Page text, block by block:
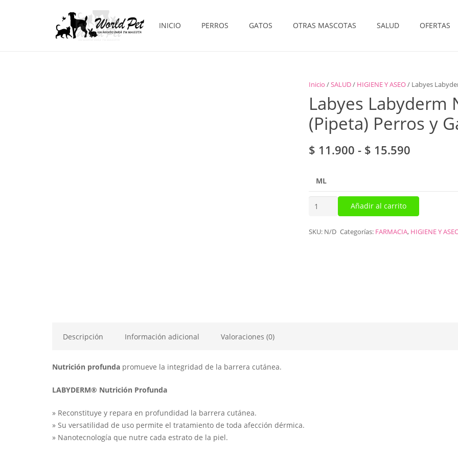
INICIO PERROS GATOS OTRAS MASCOTAS SALUD OFERTAS
Inicio /SALUD/ HIGIENE Y ASEO/ Labyes
Labyes
(Pipeta) Perros y
$ 11.900 - $ 15.590Rango
$ 11.900
hasta
ML
Labyderm
Añadir al carrito
SKU: N/D Categorías: FARMACIA, HIGIENE Y
Descripción Información adicional Valoraciones (0)
Nutrición profunda promueve la integridad de la barrera cutánea.
LABYDERM® Nutrición Profunda
» Reconstituye y repara en profundidad la barrera cutánea.
» Su versatilidad de uso permite el tratamiento de toda afección dérmica.
» Nanotecnología que nutre cada estrato de la piel.